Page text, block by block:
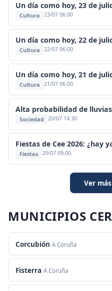
Un día como hoy, 23 de
Cultura 23/07 06:00
Un día como hoy, 22 de
Cultura 22/07 06:00
Un día como hoy, 21 de
Cultura 21/07 06:00
Alta probabilidad de lluvias
Sociedad 20/07 14:30
Fiestas de Cee 2026: ¿hay
Fiestas 20/07 09:00
Ver
MUNICIPIOS
Corcubión A Coruña
Fisterra A Coruña